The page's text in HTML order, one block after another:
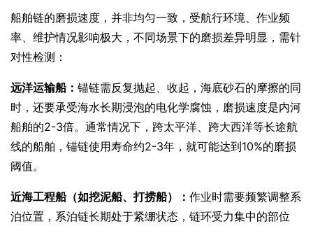
船舶链的磨损速度，并非均匀一致，受航行环境、作业频
率、维护情况影响极大，不同场景下的磨损差异明显，需针
对性检测：
远洋运输船： 锚链需反复抛起、收起，海底砂石的摩擦的同
时，还要承受海水长期浸泡的电化学腐蚀，磨损速度是内河
船舶的2-3倍。通常情况下，跨太平洋、跨大西洋等长途航
线的船舶，锚链使用寿命约2-3年，就可能达到10%的磨损
阈值。
近海工程船（如挖泥船、打捞船）： 作业时需要频繁调整系
泊位置，系泊链长期处于紧绷状态，链环受力集中的部位